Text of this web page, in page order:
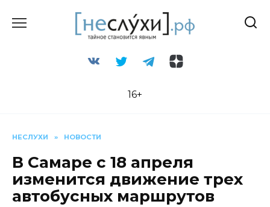
16+
НЕСЛУХИ » НОВОСТИ
В Самаре с 18 апреля
изменится движение трех
автобусных маршрутов